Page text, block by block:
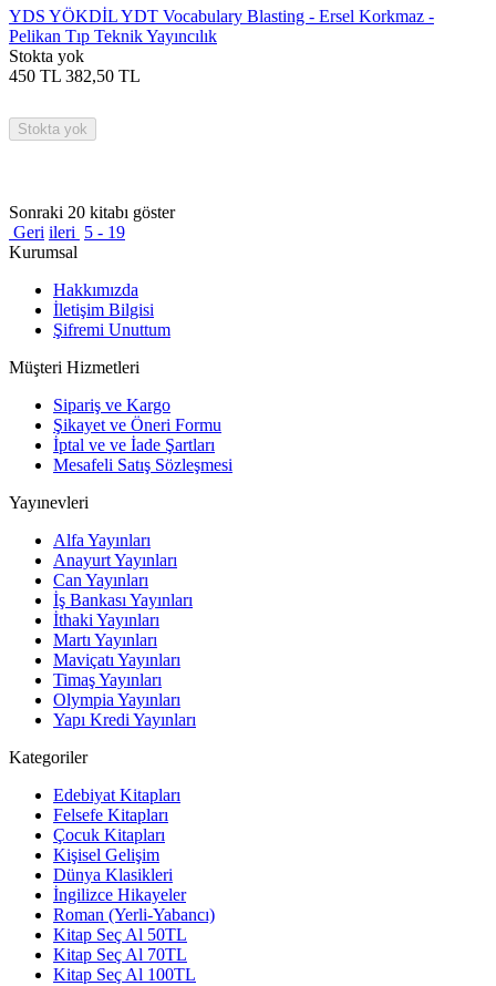
YDS YÖKDİL YDT Vocabulary Blasting - Ersel Korkmaz -
Pelikan Tıp Teknik Yayıncılık
Stokta yok
450 TL 382,50 TL
Stokta yok
Sonraki 20 kitabı göster
Geri ileri 5 - 19
Kurumsal
Hakkımızda
İletişim Bilgisi
Şifremi Unuttum
Müşteri Hizmetleri
Sipariş ve Kargo
Şikayet ve Öneri Formu
İptal ve ve İade Şartları
Mesafeli Satış Sözleşmesi
Yayınevleri
Alfa Yayınları
Anayurt Yayınları
Can Yayınları
İş Bankası Yayınları
İthaki Yayınları
Martı Yayınları
Maviçatı Yayınları
Timaş Yayınları
Olympia Yayınları
Yapı Kredi Yayınları
Kategoriler
Edebiyat Kitapları
Felsefe Kitapları
Çocuk Kitapları
Kişisel Gelişim
Dünya Klasikleri
İngilizce Hikayeler
Roman (Yerli-Yabancı)
Kitap Seç Al 50TL
Kitap Seç Al 70TL
Kitap Seç Al 100TL